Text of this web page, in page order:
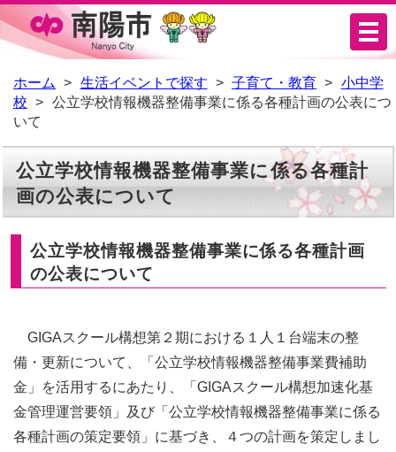
ニ
ュ
ー
ホーム 生活イベントで探す 子育て・教育
小中学
校
公立学校情報機器整備事業に係る各種計画の公表につ
いて
公立学校情報機器整備事業に係る各種計
画の公表について
公立学校情報機器整備事業に係る各種計画
の公表について
GIGAスクール構想第２期における１人１台端末の整
備・更新について、「公立学校情報機器整備事業費補助
金」を活用するにあたり、「GIGAスクール構想加速化基
金管理運営要領」及び「公立学校情報機器整備事業に係る
各種計画の策定要領」に基づき、４つの計画を策定しまし